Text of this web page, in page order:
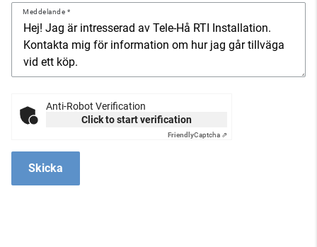
Meddelande
Anti-Robot Verification
Click to start verification
FriendlyCaptcha ⇗
Skicka